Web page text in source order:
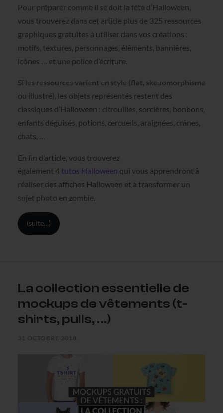
Pour préparer comme il se doit la fête d’Halloween,
vous trouverez dans cet article plus de 325 ressources
graphiques gratuites à utiliser dans vos créations :
motifs, textures, personnages, éléments, bannières,
icônes … et une police d’écriture.
Si les ressources varient en style (flat, skeuomorphisme
ou illustré), les objets représentés restent des
classiques d’Halloween : citrouilles, sorcières, bonbons,
enfants déguisés, potions, cercueils, araignées, crânes,
chats, …
En fin d’article, vous trouverez
également 4 tutos Halloween qui vous apprendront à
réaliser des affiches Halloween et à transformer un
sujet photo en zombie.
(suite…)
La collection essentielle de
mockups de vêtements (t-
shirts, pulls, …)
31 OCTOBRE 2018